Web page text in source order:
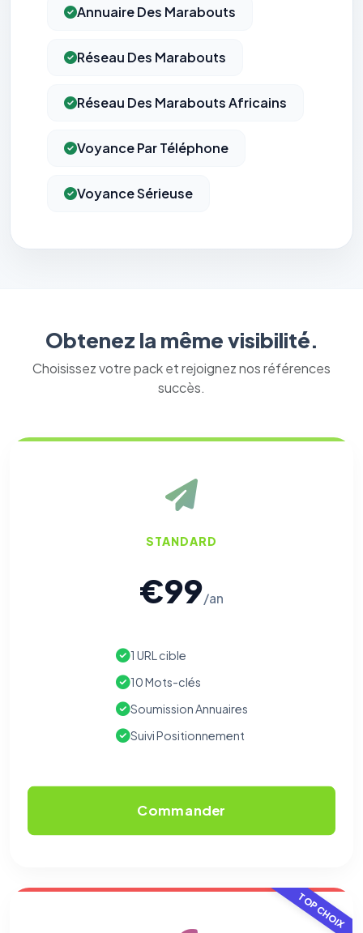
Annuaire Des Marabouts
Réseau Des Marabouts
Réseau Des Marabouts Africains
Voyance Par Téléphone
Voyance Sérieuse
Obtenez la même visibilité.
Choisissez votre pack et rejoignez nos références
succès.
STANDARD
€99/an
1 URL cible
10 Mots-clés
Soumission Annuaires
Suivi Positionnement
Commander
TOP CHOIX